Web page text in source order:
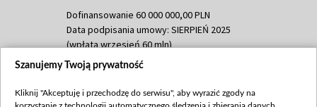
Dofinansowanie 60 000 000,00 PLN
Data podpisania umowy: SIERPIEŃ 2025
(wpłata wrzesień 60 mln)
Dofinansowanie 635 783 051,21 PLN
(wpłata wrzesień 100 mln, październik 350
Szanujemy Twoją prywatność
Kliknij "Akceptuję i przechodzę do serwisu", aby wyrazić zgody na